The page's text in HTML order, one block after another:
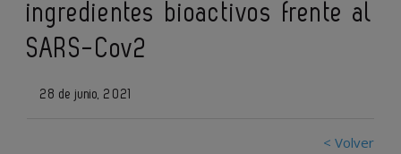
ingredientes bioactivos frente al
SARS-Cov2
28 de junio, 2021
< Volver